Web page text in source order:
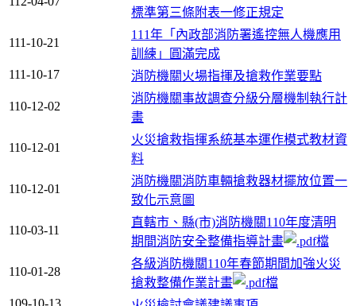
標準第三條附表一修正規定
111-10-21
111年「內政部消防署遙控無人機應用
訓練」圓滿完成
111-10-17
消防機關火場指揮及搶救作業要點
110-12-02
消防機關事故調查分級分層機制執行計
畫
110-12-01
火災搶救指揮系統基本運作模式教材資
料
110-12-01
消防機關消防車輛搶救器材擺放位置一
致化示意圖
110-03-11
直轄市、縣(市)消防機關110年度清明
期間消防安全整備指導計畫
110-01-28
各級消防機關110年春節期間加強火災
搶救整備作業計畫
109-10-13